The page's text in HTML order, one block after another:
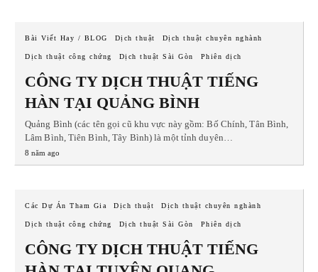
Bài Viết Hay / BLOG Dịch thuật Dịch thuật chuyên nghành
Dịch thuật công chứng Dịch thuật Sài Gòn Phiên dịch
CÔNG TY DỊCH THUẬT TIẾNG
HÀN TẠI QUẢNG BÌNH
Quảng Bình (các tên gọi cũ khu vực này gồm: Bố Chính, Tân Bình,
Lâm Bình, Tiên Bình, Tây Bình) là một tỉnh duyên…
8 năm ago
Các Dự Án Tham Gia Dịch thuật Dịch thuật chuyên nghành
Dịch thuật công chứng Dịch thuật Sài Gòn Phiên dịch
CÔNG TY DỊCH THUẬT TIẾNG